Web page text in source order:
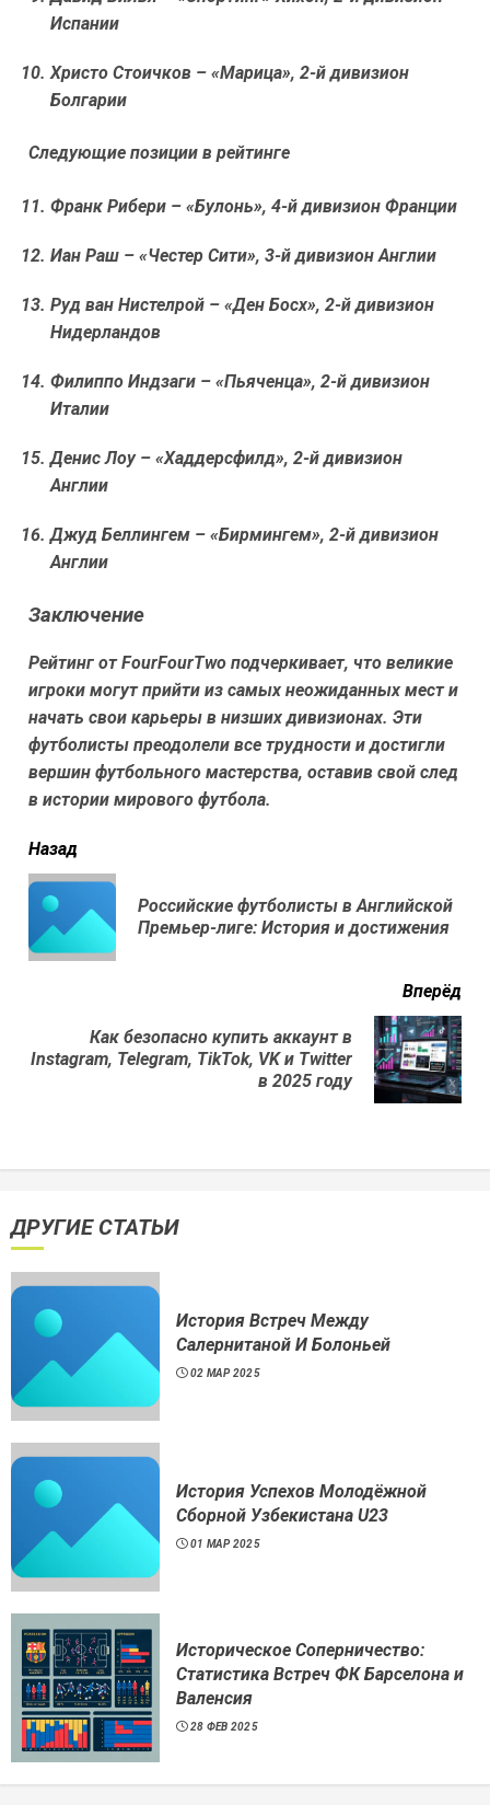
Испании
Христо Стоичков – «Марица», 2-й дивизион
Болгарии
Следующие позиции в рейтинге
Франк Рибери – «Булонь», 4-й дивизион Франции
Иан Раш – «Честер Сити», 3-й дивизион Англии
Руд ван Нистелрой – «Ден Босх», 2-й дивизион
Нидерландов
Филиппо Индзаги – «Пьяченца», 2-й дивизион
Италии
Денис Лоу– «Хаддерсфилд», 2-й дивизион
Англии
Джуд Беллингем – «Бирмингем», 2-й дивизион
Англии
Заключение
Рейтинг от FourFourTwo подчеркивает, что великие
игроки могут прийти из самых неожиданных мест и
начать свои карьеры в низших дивизионах. Эти
футболисты преодолели все трудности и достигли
вершин футбольного мастерства, оставив свой след
в истории мирового футбола.
читать
еще
Назад
Российские футболисты в Английской
Премьер-лиге: История и достижения
Вперёд
Next
Как безопасно купить аккаунт в
Instagram, Telegram, TikTok, VK и Twitter
в 2025 году
ДРУГИЕ СТАТЬИ
История Встреч Между
Салернитаной И Болоньей
02 МАР 2025
История Успехов Молодёжной
Сборной Узбекистана U23
01 МАР 2025
Историческое Соперничество:
Статистика Встреч ФК Барселона и
Валенсия
28 ФЕВ 2025